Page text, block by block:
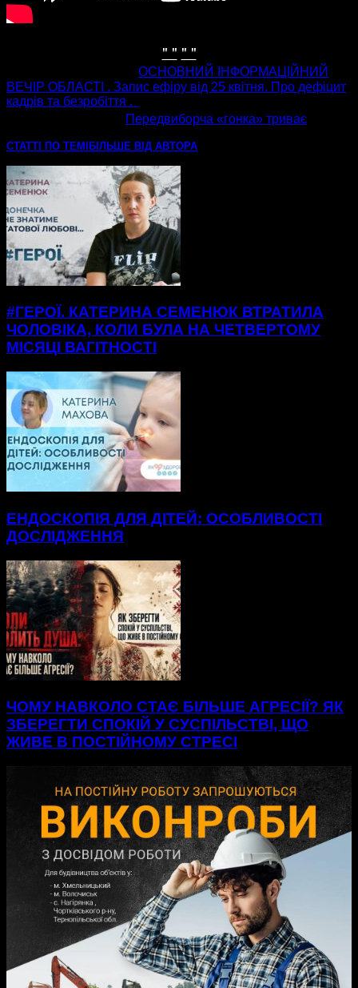
" " " "
ОСНОВНИЙ ІНФОРМАЦІЙНИЙ
ВЕЧІР ОБЛАСТІ . Запис ефіру від 25 квітня. Про дефіцит
кадрів та безробіття .
Передвиборча «гонка» триває
СТАТТІ ПО ТЕМІ БІЛЬШЕ ВІД АВТОРА
#ГЕРОЇ. КАТЕРИНА СЕМЕНЮК ВТРАТИЛА
ЧОЛОВІКА, КОЛИ БУЛА НА ЧЕТВЕРТОМУ
МІСЯЦІ ВАГІТНОСТІ
ЕНДОСКОПІЯ ДЛЯ ДІТЕЙ: ОСОБЛИВОСТІ
ДОСЛІДЖЕННЯ
ЧОМУ НАВКОЛО СТАЄ БІЛЬШЕ АГРЕСІЇ? ЯК
ЗБЕРЕГТИ СПОКІЙ У СУСПІЛЬСТВІ, ЩО
ЖИВЕ В ПОСТІЙНОМУ СТРЕСІ